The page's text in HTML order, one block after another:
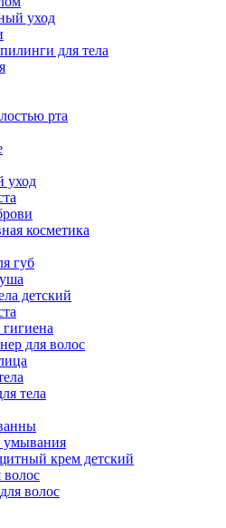
уход
для тела
рта
уход
косметика
губ
детский
для волос
тела
умывания
крем детский
волос